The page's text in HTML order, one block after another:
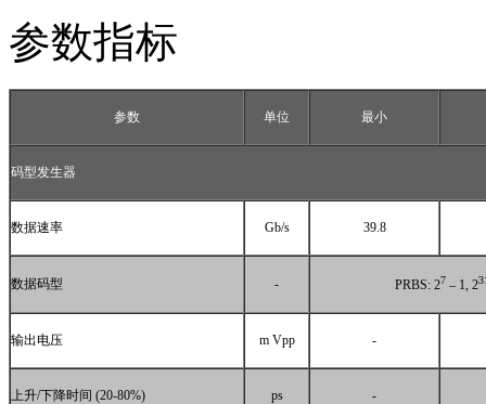
参数指标
参数 单位 最小
码型发生器
数据速率 Gb/s 39.8
数据码型 - PRBS: 27 – 1, 2
输出电压 m Vpp -
上升/下降时间 (20-80%) ps -